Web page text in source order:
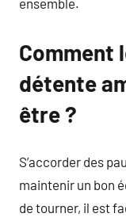
ensemble.
Comment
détente
être ?
S’accorder des
maintenir un bon
de tourner, il est